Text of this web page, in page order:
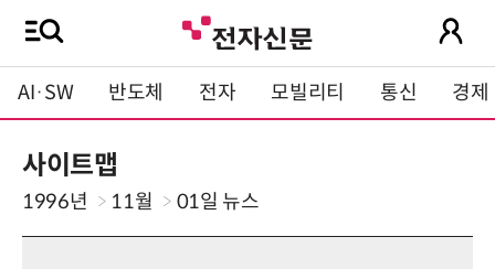
AI·SW 반도체 전자 모빌리티 통신 경제
사이트맵
1996년 11월 01일 뉴스